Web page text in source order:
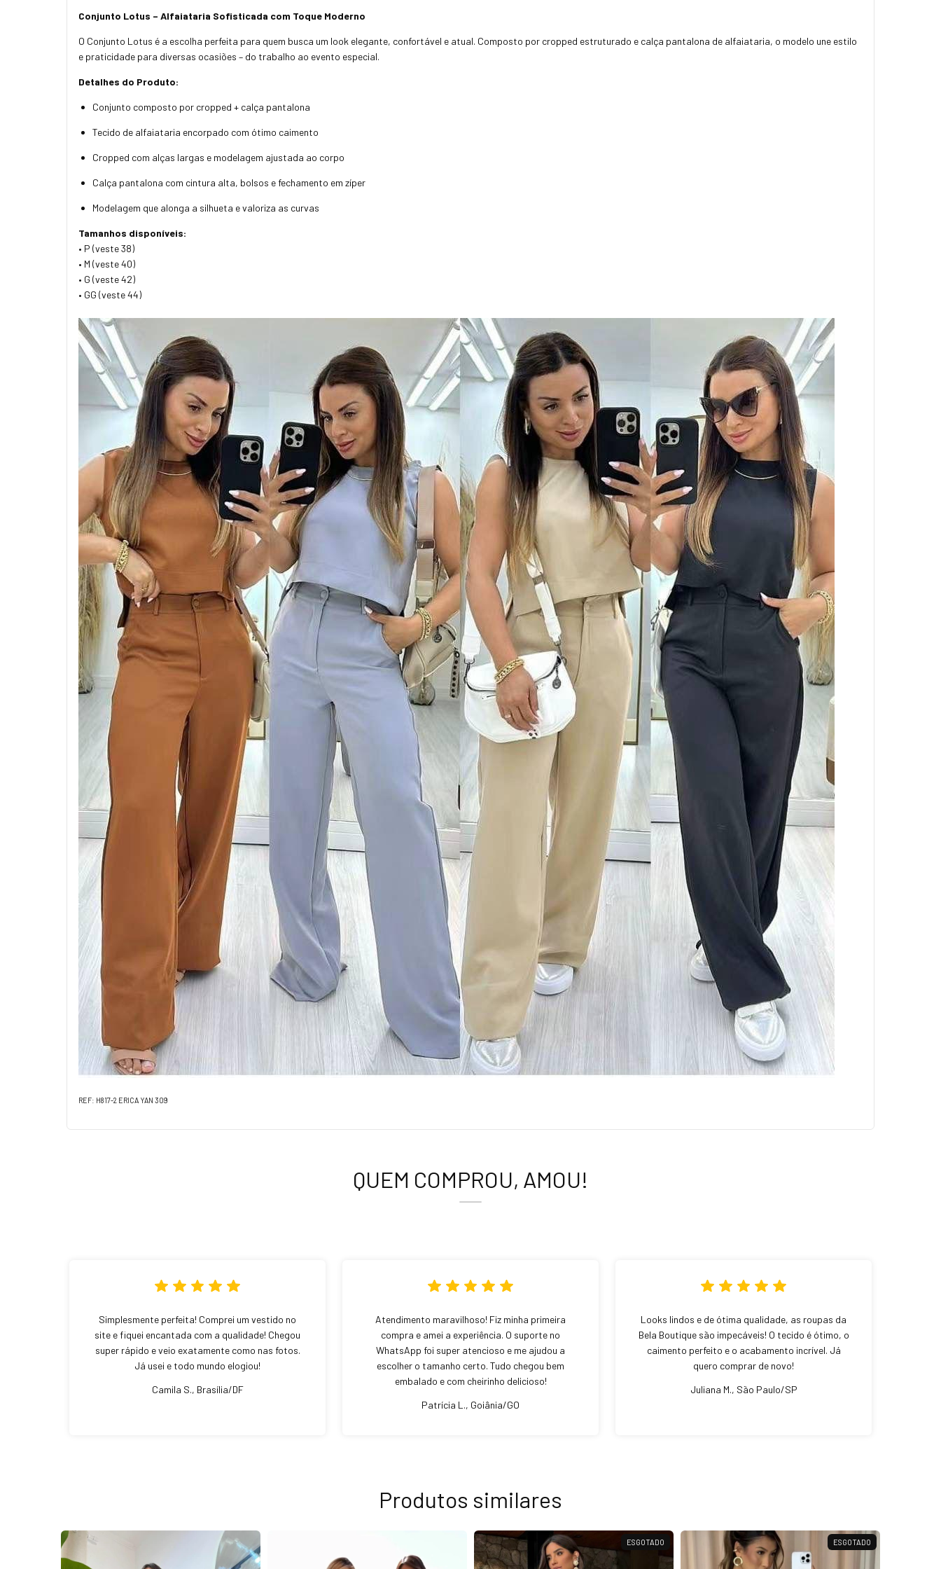
Conjunto Lotus – Alfaiataria Sofisticada com Toque Moderno
O Conjunto Lotus é a escolha perfeita para quem busca um look elegante, confortável e atual. Composto por cropped estruturado e calça pantalona de alfaiataria, o modelo une estilo
e praticidade para diversas ocasiões – do trabalho ao evento especial.
Detalhes do Produto:
Conjunto composto por cropped + calça pantalona
Tecido de alfaiataria encorpado com ótimo caimento
Cropped com alças largas e modelagem ajustada ao corpo
Calça pantalona com cintura alta, bolsos e fechamento em zíper
Modelagem que alonga a silhueta e valoriza as curvas
Tamanhos disponíveis:
• P (veste 38)
• M (veste 40)
• G (veste 42)
• GG (veste 44)
REF: H817-2 ERICA YAN 309
QUEM COMPROU, AMOU!
Simplesmente perfeita! Comprei um vestido no
site e fiquei encantada com a qualidade! Chegou
super rápido e veio exatamente como nas fotos.
Já usei e todo mundo elogiou!
Camila S., Brasília/DF
Atendimento maravilhoso! Fiz minha primeira
compra e amei a experiência. O suporte no
WhatsApp foi super atencioso e me ajudou a
escolher o tamanho certo. Tudo chegou bem
embalado e com cheirinho delicioso!
Patrícia L., Goiânia/GO
Looks lindos e de ótima qualidade, as roupas da
Bela Boutique são impecáveis! O tecido é ótimo, o
caimento perfeito e o acabamento incrível. Já
quero comprar de novo!
Juliana M., São Paulo/SP
Produtos similares
ESGOTADO ESGOTADO